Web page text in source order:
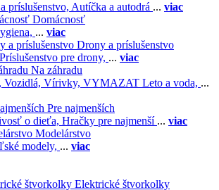
príslušenstvo, Autíčka a autodrá ... viac
Domácnosť
... viac
Drony a príslušenstvo
Príslušenstvo pre drony, ... viac
Na záhradu
Vozidlá, Vírivky, VYMAZAT Leto a voda, ...
Pre najmenších
o dieťa, Hračky pre najmenší ... viac
Modelárstvo
modely, ... viac
Elektrické štvorkolky